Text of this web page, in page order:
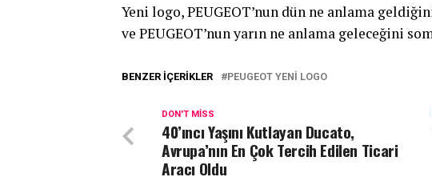
Yeni logo, PEUGEOT’nun dün ne anlama
ve PEUGEOT’nun yarın ne anlama geleceğini
BENZER İÇERIKLER PEUGEOT YENI LOGO
DON'T MISS
40’ıncı Yaşını Kutlayan Ducato,
Avrupa’nın En Çok Tercih Edilen Ticari
Aracı Oldu